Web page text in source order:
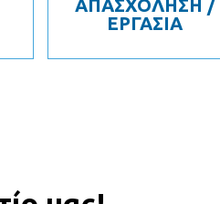
ΑΠΑΣΧΟΛΗΣΗ /
ΕΡΓΑΣΙΑ